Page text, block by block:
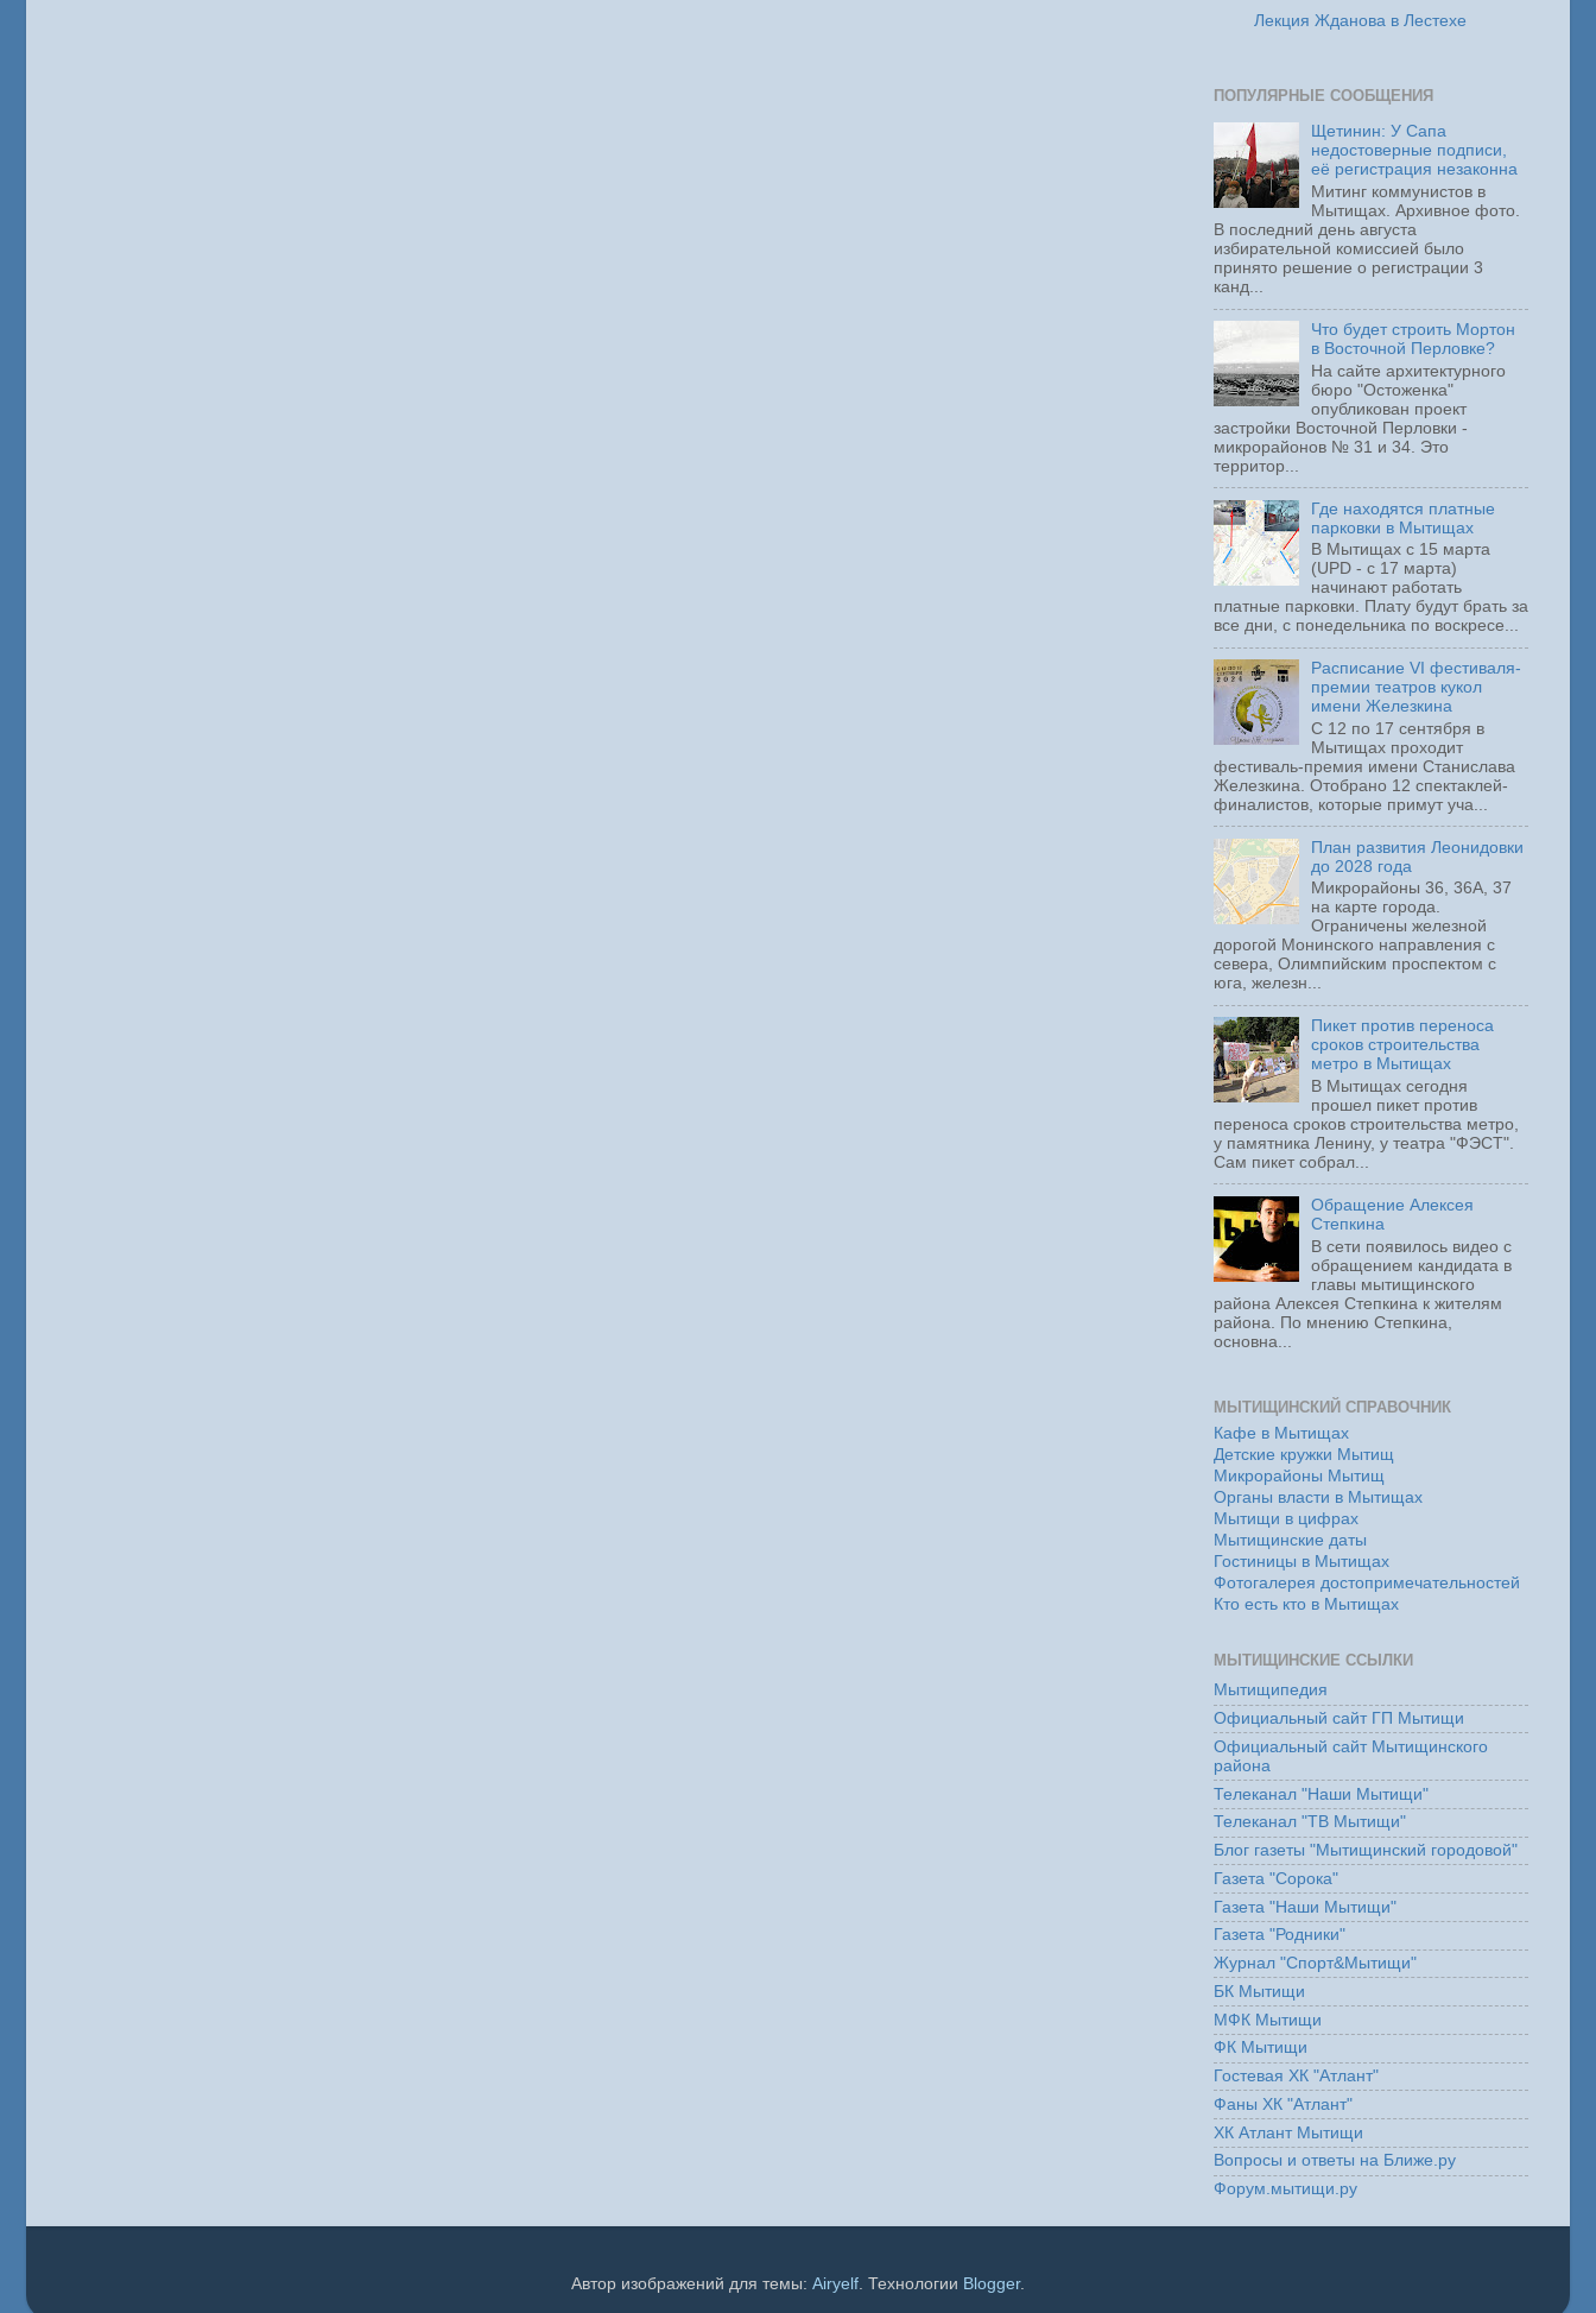
Лекция Жданова в Лестехе
ПОПУЛЯРНЫЕ СООБЩЕНИЯ
Щетинин: У Сапа
недостоверные подписи,
её регистрация незаконна
Митинг коммунистов в
Мытищах. Архивное фото.
В последний день августа
избирательной комиссией было
принято решение о регистрации 3
канд...
Что будет строить Мортон
в Восточной Перловке?
На сайте архитектурного
бюро "Остоженка"
опубликован проект
застройки Восточной Перловки -
микрорайонов № 31 и 34. Это
территор...
Где находятся платные
парковки в Мытищах
В Мытищах с 15 марта
(UPD - с 17 марта)
начинают работать
платные парковки. Плату будут брать за
все дни, с понедельника по воскресе...
Расписание VI фестиваля-
премии театров кукол
имени Железкина
С 12 по 17 сентября в
Мытищах проходит
фестиваль-премия имени Станислава
Железкина. Отобрано 12 спектаклей-
финалистов, которые примут уча...
План развития Леонидовки
до 2028 года
Микрорайоны 36, 36А, 37
на карте города.
Ограничены железной
дорогой Монинского направления с
севера, Олимпийским проспектом с
юга, железн...
Пикет против переноса
сроков строительства
метро в Мытищах
В Мытищах сегодня
прошел пикет против
переноса сроков строительства метро,
у памятника Ленину, у театра "ФЭСТ".
Сам пикет собрал...
Обращение Алексея
Степкина
В сети появилось видео с
обращением кандидата в
главы мытищинского
района Алексея Степкина к жителям
района. По мнению Степкина,
основна...
МЫТИЩИНСКИЙ СПРАВОЧНИК
Кафе в Мытищах
Детские кружки Мытищ
Микрорайоны Мытищ
Органы власти в Мытищах
Мытищи в цифрах
Мытищинские даты
Гостиницы в Мытищах
Фотогалерея достопримечательностей
Кто есть кто в Мытищах
МЫТИЩИНСКИЕ ССЫЛКИ
Мытищипедия
Официальный сайт ГП Мытищи
Официальный сайт Мытищинского
района
Телеканал "Наши Мытищи"
Телеканал "ТВ Мытищи"
Блог газеты "Мытищинский городовой"
Газета "Сорока"
Газета "Наши Мытищи"
Газета "Родники"
Журнал "Спорт&Мытищи"
БК Мытищи
МФК Мытищи
ФК Мытищи
Гостевая ХК "Атлант"
Фаны ХК "Атлант"
ХК Атлант Мытищи
Вопросы и ответы на Ближе.ру
Форум.мытищи.ру
Автор изображений для темы: Airyelf. Технологии Blogger.